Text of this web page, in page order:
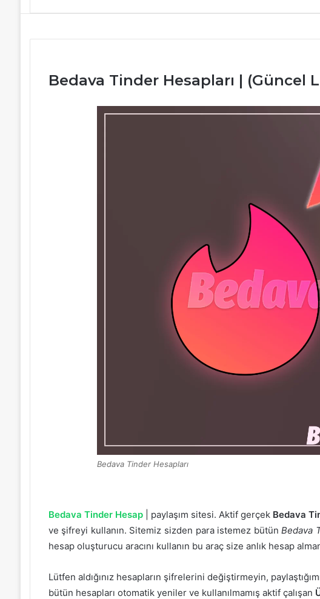
Bedava Tinder Hesapları | (Güncel
Bedava Tinder Hesapları
Bedava Tinder Hesap| paylaşım sitesi. Aktif gerçek Bedava
ve şifreyi kullanın. Sitemiz sizden para istemez bütünBedava
hesap oluşturucu aracını kullanın bu araç size anlık hesap
Lütfen aldığınız hesapların şifrelerini değiştirmeyin,
bütün hesapları otomatik yeniler ve kullanılmamış aktif çalışan